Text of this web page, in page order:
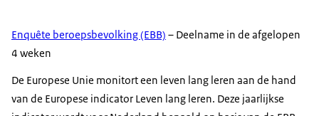
Enquête beroepsbevolking (EBB) – Deelname in de afgelopen
4 weken
De Europese Unie monitort een leven lang leren aan de hand
van de Europese indicator Leven lang leren. Deze jaarlijkse